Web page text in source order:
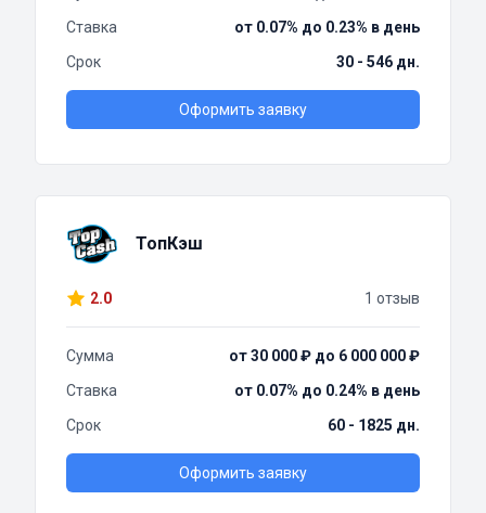
Ставка
от 0.07% до 0.23% в день
Срок
30 - 546 дн.
Оформить заявку
ТопКэш
2.0 1 отзыв
Сумма
от 30 000 ₽ до 6 000 000 ₽
Ставка
от 0.07% до 0.24% в день
Срок
60 - 1825 дн.
Оформить заявку